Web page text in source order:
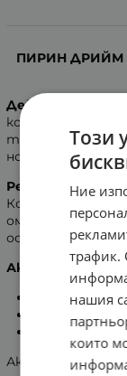
ПИРИН ДРИЙМ
Действие от
който премахва
тонизира и
нощен крем.
Резултат:
Комбинацията
омекотява
освежава,
Активни
Витамини;
Билкови
Активните
Този
Ние
трафик.
нашия
които